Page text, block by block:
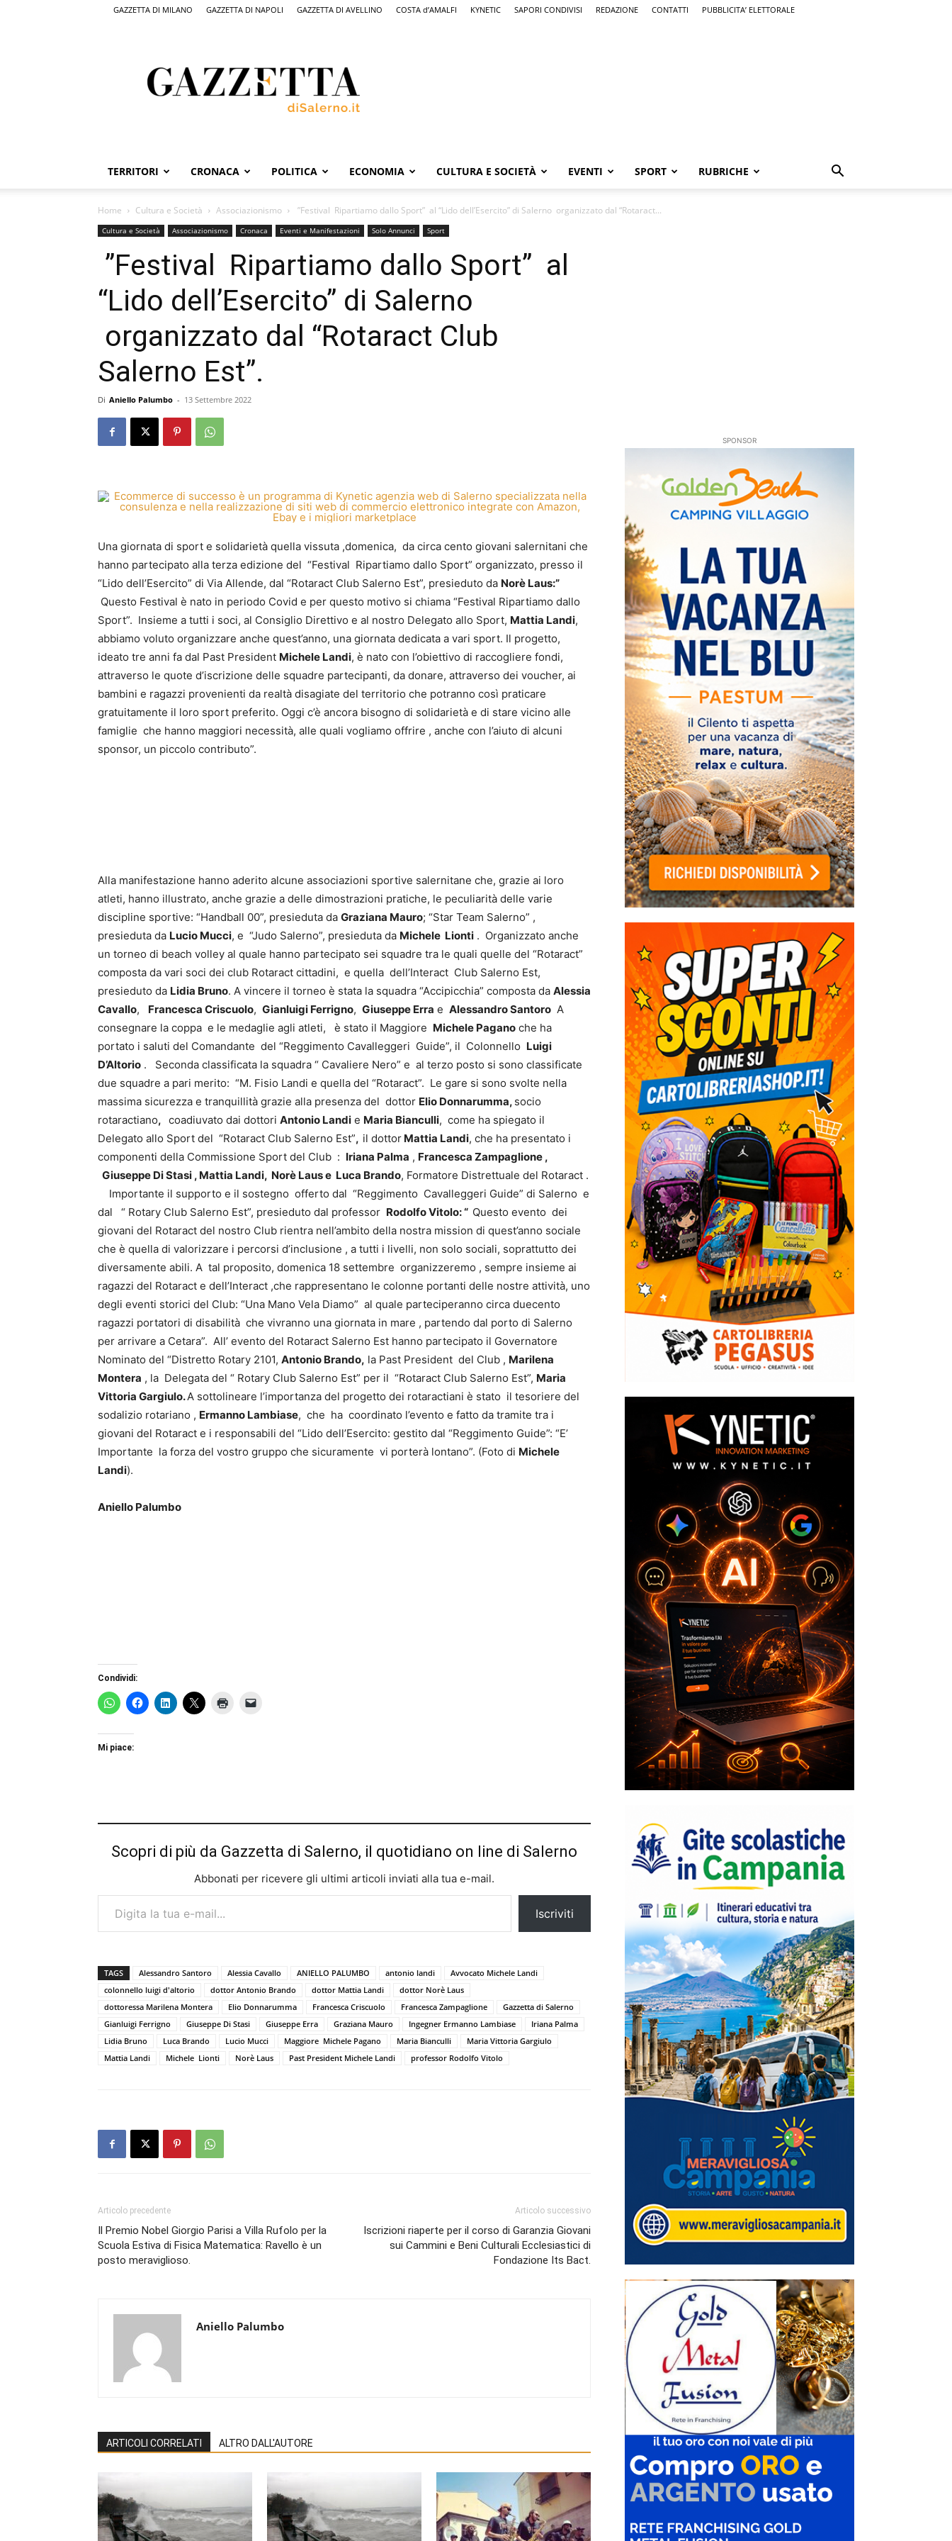
GAZZETTA DI MILANO GAZZETTA DI NAPOLI GAZZETTA DI AVELLINO COSTA d’AMALFI KYNETIC SAPORI CONDIVISI REDAZIONE CONTATTI PUBBLICITA’ ELETTORALE
Salerno,
il
quotidiano
Salerno
TERRITORI CRONACA POLITICA ECONOMIA CULTURA E SOCIETÀ EVENTI SPORT RUBRICHE
Home Cultura e Società Associazionismo ”Festival Ripartiamo dallo Sport” al “Lido dell’Esercito” di Salerno organizzato dal “Rotaract...
Cultura e Società Associazionismo Cronaca Eventi e Manifestazioni Solo Annunci Sport
”Festival Ripartiamo dallo Sport” al
“Lido dell’Esercito” di Salerno
organizzato dal “Rotaract Club
Salerno Est”.
Di Aniello Palumbo - 13 Settembre 2022
Una giornata di sport e solidarietà quella vissuta ,domenica, da circa cento giovani salernitani che
hanno partecipato alla terza edizione del “Festival Ripartiamo dallo Sport” organizzato, presso il
“Lido dell’Esercito” di Via Allende, dal “Rotaract Club Salerno Est”, presieduto da Norè Laus:”
Questo Festival è nato in periodo Covid e per questo motivo si chiama “Festival Ripartiamo dallo
Sport”. Insieme a tutti i soci, al Consiglio Direttivo e al nostro Delegato allo Sport, Mattia Landi,
abbiamo voluto organizzare anche quest’anno, una giornata dedicata a vari sport. Il progetto,
ideato tre anni fa dal Past President Michele Landi, è nato con l’obiettivo di raccogliere fondi,
attraverso le quote d’iscrizione delle squadre partecipanti, da donare, attraverso dei voucher, ai
bambini e ragazzi provenienti da realtà disagiate del territorio che potranno così praticare
gratuitamente il loro sport preferito. Oggi c’è ancora bisogno di solidarietà e di stare vicino alle
famiglie che hanno maggiori necessità, alle quali vogliamo offrire , anche con l’aiuto di alcuni
sponsor, un piccolo contributo”.
Alla manifestazione hanno aderito alcune associazioni sportive salernitane che, grazie ai loro
atleti, hanno illustrato, anche grazie a delle dimostrazioni pratiche, le peculiarità delle varie
discipline sportive: “Handball 00”, presieduta da Graziana Mauro; “Star Team Salerno” ,
presieduta da Lucio Mucci, e “Judo Salerno”, presieduta da Michele Lionti . Organizzato anche
un torneo di beach volley al quale hanno partecipato sei squadre tra le quali quelle del “Rotaract”
composta da vari soci dei club Rotaract cittadini, e quella dell’Interact Club Salerno Est,
presieduto da Lidia Bruno. A vincere il torneo è stata la squadra “Accipicchia” composta da Alessia
Cavallo, Francesca Criscuolo, Gianluigi Ferrigno, Giuseppe Erra e Alessandro Santoro A
consegnare la coppa e le medaglie agli atleti, è stato il Maggiore Michele Pagano che ha
portato i saluti del Comandante del “Reggimento Cavalleggeri Guide”, il Colonnello Luigi
D’Altorio . Seconda classificata la squadra “ Cavaliere Nero” e al terzo posto si sono classificate
due squadre a pari merito: “M. Fisio Landi e quella del “Rotaract”. Le gare si sono svolte nella
massima sicurezza e tranquillità grazie alla presenza del dottor Elio Donnarumma, socio
rotaractiano, coadiuvato dai dottori Antonio Landi e Maria Bianculli, come ha spiegato il
Delegato allo Sport del “Rotaract Club Salerno Est”, il dottor Mattia Landi, che ha presentato i
componenti della Commissione Sport del Club : Iriana Palma , Francesca Zampaglione ,
Giuseppe Di Stasi , Mattia Landi, Norè Laus e Luca Brando, Formatore Distrettuale del Rotaract .
Importante il supporto e il sostegno offerto dal “Reggimento Cavalleggeri Guide” di Salerno e
dal “ Rotary Club Salerno Est”, presieduto dal professor Rodolfo Vitolo: “ Questo evento dei
giovani del Rotaract del nostro Club rientra nell’ambito della nostra mission di quest’anno sociale
che è quella di valorizzare i percorsi d’inclusione , a tutti i livelli, non solo sociali, soprattutto dei
diversamente abili. A tal proposito, domenica 18 settembre organizzeremo , sempre insieme ai
ragazzi del Rotaract e dell’Interact ,che rappresentano le colonne portanti delle nostre attività, uno
degli eventi storici del Club: “Una Mano Vela Diamo” al quale parteciperanno circa duecento
ragazzi portatori di disabilità che vivranno una giornata in mare , partendo dal porto di Salerno
per arrivare a Cetara”. All’ evento del Rotaract Salerno Est hanno partecipato il Governatore
Nominato del “Distretto Rotary 2101, Antonio Brando, la Past President del Club , Marilena
Montera , la Delegata del “ Rotary Club Salerno Est” per il “Rotaract Club Salerno Est”, Maria
Vittoria Gargiulo.A sottolineare l’importanza del progetto dei rotaractiani è stato il tesoriere del
sodalizio rotariano , Ermanno Lambiase, che ha coordinato l’evento e fatto da tramite tra i
giovani del Rotaract e i responsabili del “Lido dell’Esercito: gestito dal “Reggimento Guide”: “E’
Importante la forza del vostro gruppo che sicuramente vi porterà lontano”. (Foto di Michele
Landi).
Aniello Palumbo
Condividi:
Mi piace:
Scopri di più da Gazzetta di Salerno, il quotidiano on line di Salerno
Abbonati per ricevere gli ultimi articoli inviati alla tua e-mail.
Digita la tua e-mail...
Iscriviti
TAGS Alessandro Santoro Alessia Cavallo ANIELLO PALUMBO antonio landi
Avvocato Michele Landi
colonnello luigi d'altorio
dottor Antonio Brando dottor Mattia Landi
dottor Norè Laus
dottoressa Marilena Montera
Elio Donnarumma Francesca Criscuolo Francesca Zampaglione
Gazzetta di Salerno
Gianluigi Ferrigno
Giuseppe Di Stasi Giuseppe Erra Graziana Mauro Ingegner Ermanno Lambiase
Iriana Palma
Lidia Bruno
Luca Brando Lucio Mucci Maggiore Michele Pagano Maria Bianculli
Maria Vittoria Gargiulo
Mattia Landi
Michele Lionti Norè Laus Past President Michele Landi professor Rodolfo Vitolo
Articolo precedente
Il Premio Nobel Giorgio Parisi a Villa Rufolo per la
Scuola Estiva di Fisica Matematica: Ravello è un
posto meraviglioso.
Articolo successivo
Iscrizioni riaperte per il corso di Garanzia Giovani
sui Cammini e Beni Culturali Ecclesiastici di
Fondazione Its Bact.
Aniello Palumbo
ARTICOLI CORRELATI ALTRO DALL'AUTORE
SPONSOR